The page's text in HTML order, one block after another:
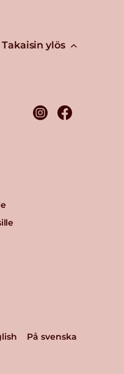
Takaisin ylös
På svenska